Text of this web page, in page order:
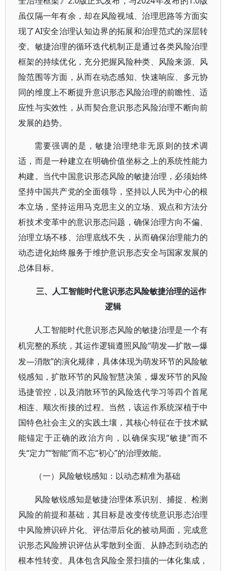
虽仅隔一年有余，却在风险视域、治理思路等方面实
现了AI安全治理认知边界的拓展和治理范式的深层转
变。敏捷治理的循环迭代机制正是通过各类风险治理
框架的持续优化，充分把握风险种类、风险来源、风
险范围等方面，从而在动态感知、快速响应、多元协
同的维度上不断提升意识形态风险治理的前瞻性、适
应性与实效性，从而契合意识形态风险治理不断向前
发展的趋势。
需要强调的是，敏捷治理绝非无原则的技术调
适，而是一种建立在明确价值坐标之上的系统性能力
构建。当代中国意识形态风险的敏捷治理，必须始终
坚持中国共产党的全面领导，坚持以人民为中心的根
本立场，坚持运用马克思主义的立场、观点和方法分
析技术变革中的意识形态问题，确保治理方向不偏、
治理立场不移、治理底线不失，从而确保治理能力的
动态进化始终服务于维护意识形态安全与国家发展的
总体目标。
三、人工智能时代意识形态风险敏捷治理的运作
逻辑
人工智能时代意识形态风险的敏捷治理是一个有
机完整的系统，其运作逻辑遵照风险“萌发—扩散—爆
发—消散”的演化规律，具体体现为萌发环节的风险敏
锐感知，扩散环节的风险智慧决策，爆发环节的风险
迅捷管控，以及消散环节的风险迭代学习等四个首尾
相连、顺次衔接的过程。当然，该运作系统深植于中
国特色社会主义的实践土壤，其核心特征在于技术赋
能锚定于正确的政治方向，以确保实现“敏捷”而不
失“定力”“智能”而不忘“初心”的治理效能。
（一）风险敏锐感知：以动态精准为基础
风险敏锐感知是敏捷治理体系识别、捕捉、检测
风险的前提和基础，其目标是改变传统意识形态治理
中风险辨识碎片化、评估滞后化的被动局面，完成意
识形态风险辨识评估从零散到全面、从静态到动态的
根本性转变。具体包含风险全景扫描的一体化集成，